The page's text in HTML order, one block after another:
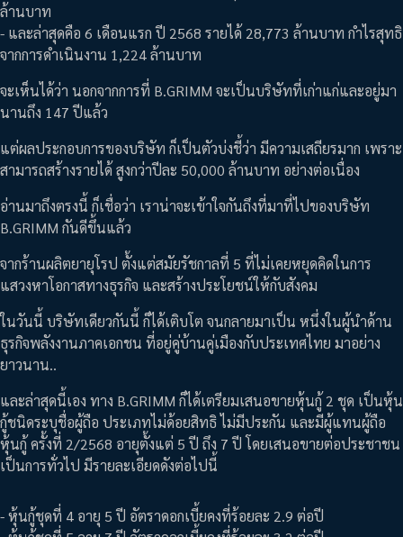
ล้านบาท
- และล่าสุดคือ 6 เดือนแรก ปี 2568 รายได้ 28,773 ล้านบาท กำไรสุทธิ
จากการดำเนินงาน 1,224 ล้านบาท
จะเห็นได้ว่า นอกจากการที่ B.GRIMM จะเป็นบริษัทที่เก่าแก่และอยู่มา
นานถึง 147 ปีแล้ว
แต่ผลประกอบการของบริษัท ก็เป็นตัวบ่งชี้ว่า มีความเสถียรมาก เพราะ
สามารถสร้างรายได้ สูงกว่าปีละ 50,000 ล้านบาท อย่างต่อเนื่อง
อ่านมาถึงตรงนี้ ก็เชื่อว่า เราน่าจะเข้าใจกันถึงที่มาที่ไปของบริษัท
B.GRIMM กันดีขึ้นแล้ว
จากร้านผลิตยายุโรป ตั้งแต่สมัยรัชกาลที่ 5 ที่ไม่เคยหยุดคิดในการ
แสวงหาโอกาสทางธุรกิจ และสร้างประโยชน์ให้กับสังคม
ในวันนี้ บริษัทเดียวกันนี้ ก็ได้เติบโต จนกลายมาเป็น หนึ่งในผู้นำด้าน
ธุรกิจพลังงานภาคเอกชน ที่อยู่คู่บ้านคู่เมืองกับประเทศไทย มาอย่าง
ยาวนาน..
และล่าสุดนี้เอง ทาง B.GRIMM ก็ได้เตรียมเสนอขายหุ้นกู้ 2 ชุด เป็นหุ้น
กู้ชนิดระบุชื่อผู้ถือ ประเภทไม่ด้อยสิทธิ ไม่มีประกัน และมีผู้แทนผู้ถือ
หุ้นกู้ ครั้งที่ 2/2568 อายุตั้งแต่ 5 ปี ถึง 7 ปี โดยเสนอขายต่อประชาชน
เป็นการทั่วไป มีรายละเอียดดังต่อไปนี้
- หุ้นกู้ชุดที่ 4 อายุ 5 ปี อัตราดอกเบี้ยคงที่ร้อยละ 2.9 ต่อปี